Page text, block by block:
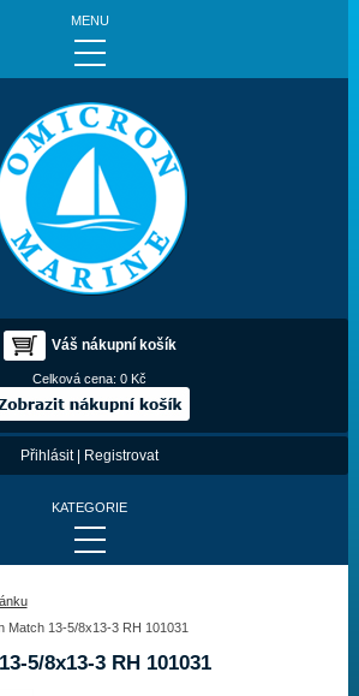
MENU
Váš nákupní košík
Celková cena:0 Kč
Přihlásit| Registrovat
KATEGORIE
Match 13-5/8x13-3 RH 101031
5/8x13-3 RH 101031